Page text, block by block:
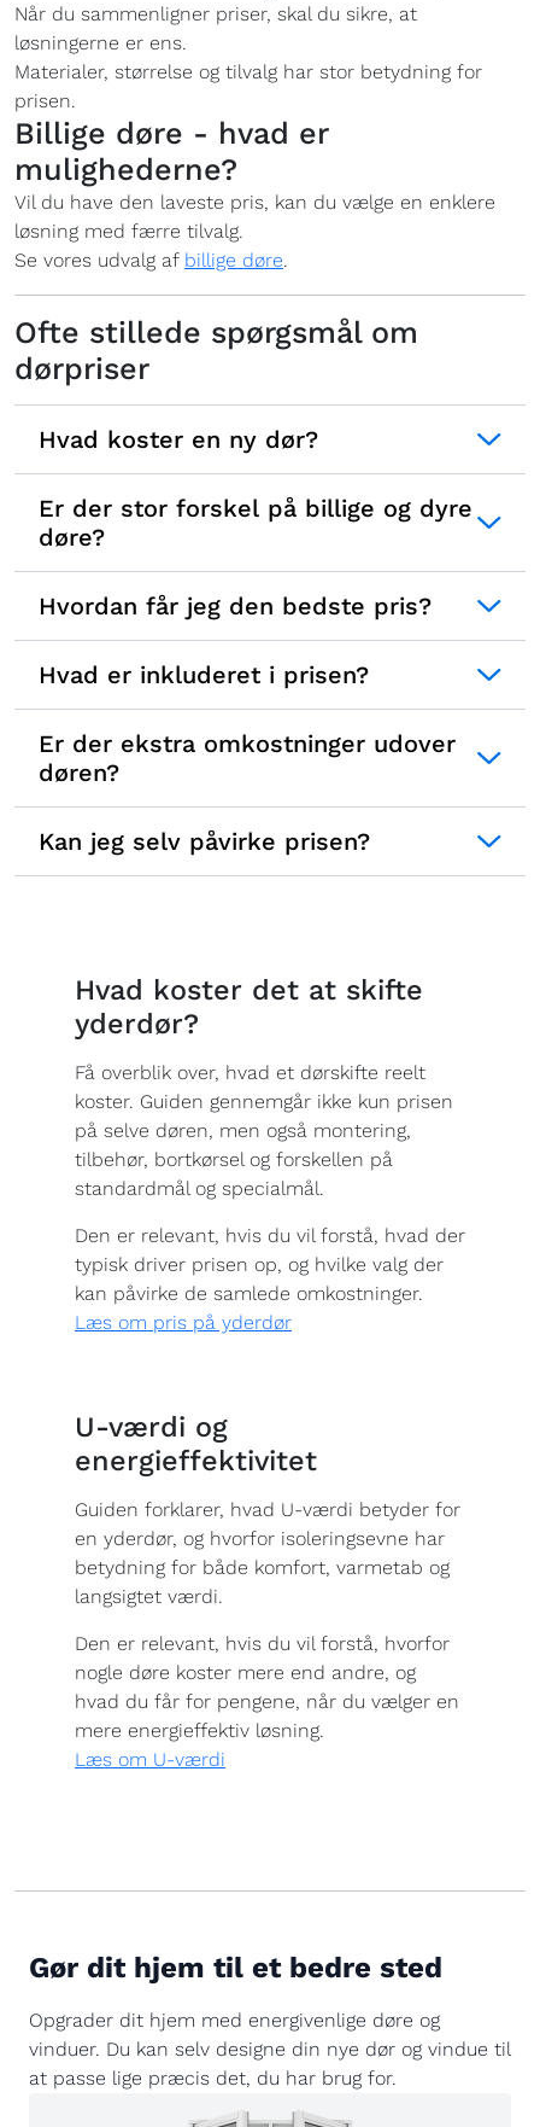
Når du sammenligner priser, skal du sikre, at
løsningerne er ens.
Materialer, størrelse og tilvalg har stor betydning for
prisen.
Billige døre - hvad er
mulighederne?
Vil du have den laveste pris, kan du vælge en enklere
løsning med færre tilvalg.
Se vores udvalg af billige døre.
Ofte stillede spørgsmål om
dørpriser
Hvad koster en ny dør?
Er der stor forskel på billige og dyre
døre?
Hvordan får jeg den bedste pris?
Hvad er inkluderet i prisen?
Er der ekstra omkostninger udover
døren?
Kan jeg selv påvirke prisen?
Hvad koster det at skifte
yderdør?
Få overblik over, hvad et dørskifte reelt
koster. Guiden gennemgår ikke kun prisen
på selve døren, men også montering,
tilbehør, bortkørsel og forskellen på
standardmål og specialmål.
Den er relevant, hvis du vil forstå, hvad der
typisk driver prisen op, og hvilke valg der
kan påvirke de samlede omkostninger.
Læs om pris på yderdør
U-værdi og
energieffektivitet
Guiden forklarer, hvad U-værdi betyder for
en yderdør, og hvorfor isoleringsevne har
betydning for både komfort, varmetab og
langsigtet værdi.
Den er relevant, hvis du vil forstå, hvorfor
nogle døre koster mere end andre, og
hvad du får for pengene, når du vælger en
mere energieffektiv løsning.
Læs om U-værdi
Gør dit hjem til et bedre sted
Opgrader dit hjem med energivenlige døre og
vinduer. Du kan selv designe din nye dør og vindue til
at passe lige præcis det, du har brug for.